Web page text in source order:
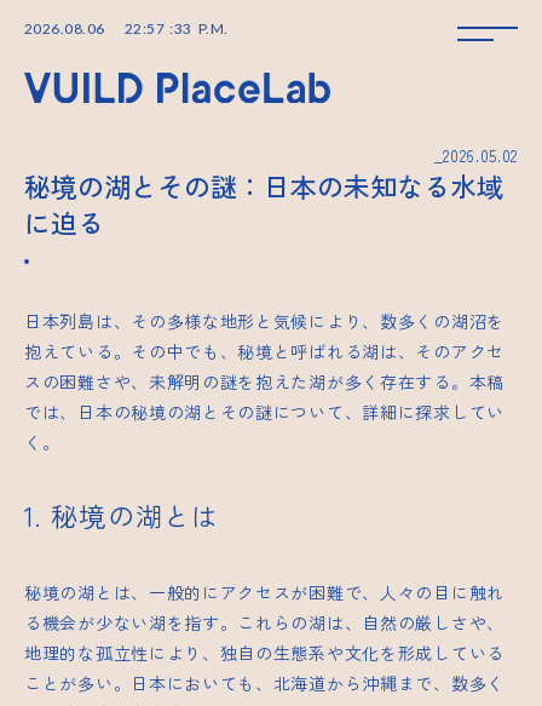
2026.08.06 22:57 :34 P.M.
_2026.05.02
秘境の湖とその謎：日本の未知なる水域
に迫る
日本列島は、その多様な地形と気候により、数多くの湖沼を
抱えている。その中でも、秘境と呼ばれる湖は、そのアクセ
スの困難さや、未解明の謎を抱えた湖が多く存在する。本稿
では、日本の秘境の湖とその謎について、詳細に探求してい
く。
1. 秘境の湖とは
秘境の湖とは、一般的にアクセスが困難で、人々の目に触れ
る機会が少ない湖を指す。これらの湖は、自然の厳しさや、
地理的な孤立性により、独自の生態系や文化を形成している
ことが多い。日本においても、北海道から沖縄まで、数多く